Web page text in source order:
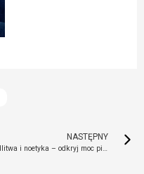
NASTĘPNY
Modlitwa i noetyka – odkryj moc piękna